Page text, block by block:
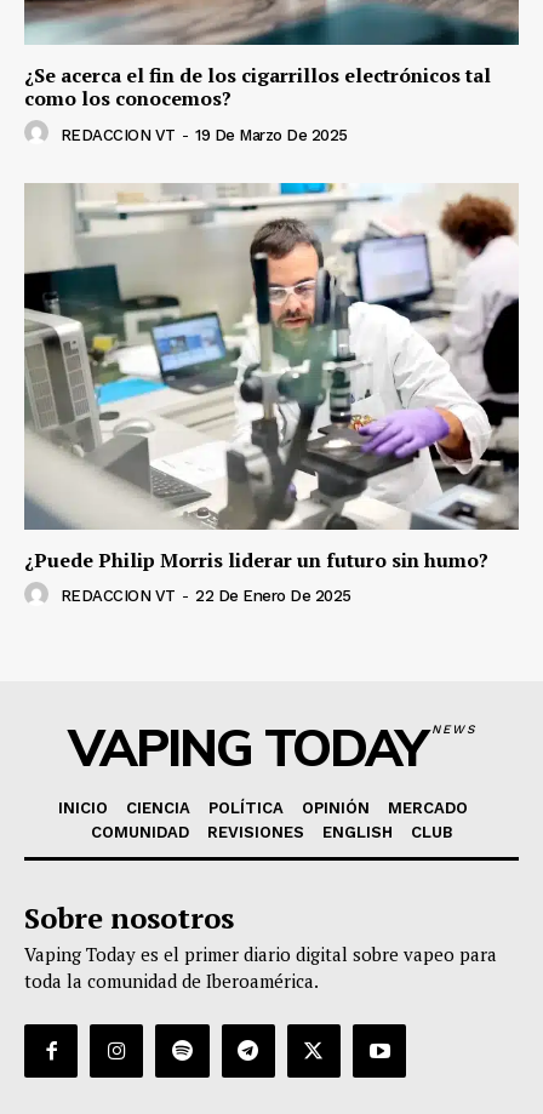
¿Se acerca el fin de los cigarrillos electrónicos tal
como los conocemos?
REDACCION VT - 19 De Marzo De 2025
¿Puede Philip Morris liderar un futuro sin humo?
REDACCION VT - 22 De Enero De 2025
VAPING TODAYNEWS
INICIO CIENCIA POLÍTICA OPINIÓN
MERCADO
COMUNIDAD
REVISIONES ENGLISH CLUB
Sobre nosotros
Vaping Today es el primer diario digital sobre vapeo para
toda la comunidad de Iberoamérica.